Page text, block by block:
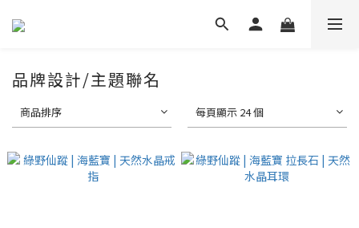
品牌設計/主題聯名
商品排序 每頁顯示 24 個